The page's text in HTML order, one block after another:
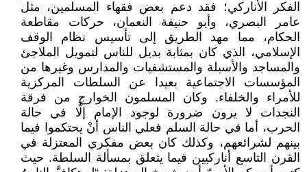
الفكر الأناركي؛ فقد دعم بعض فقهاء المسلمين، مثل
عامر البصري، وأبو حنيفة النعمان، حركات مقاطعة
الحكام، مما مهد الطريق إلى تأسيس نظام الوقف
الإسلامي، الذي كان بمثابة بديل للناس لتمويل الملاجئ
والمساجد والأسبلة والمستشفيات والمدارس وغيرها من
المؤسسات الاجتماعية بعيدا عن السلطات المركزية
للأمراء والخلفاء. وكان المسلمون الخوارج من فرقة
النجدات لا يرون ضرورة لوجود الإمام إلَّا في حالة
الحرب، أما في حالة السلم فعلي الناس أنْ يحتكموا فيما
بينهم لشرائعهم، وكذلك كان بعض مفكري المعتزلة في
القرن التاسع أناركيين فيما يتعلق بمسألة السلطة. حيث